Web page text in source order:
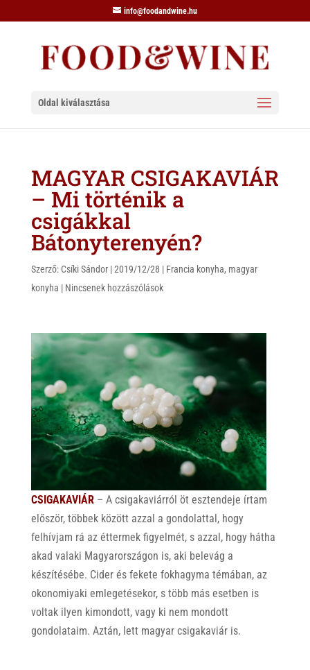
info@foodandwine.hu
Oldal kiválasztása
MAGYAR CSIGAKAVIÁR
– Mi történik a
csigákkal
Bátonyterenyén?
Szerző: Csíki Sándor|2019/12/28 | Francia konyha, magyar
konyha | Nincsenek hozzászólások
CSIGAKAVIÁR– A csigakaviárról öt esztendeje írtam
először, többek között azzal a gondolattal, hogy
felhívjam rá az éttermek figyelmét, s azzal, hogy hátha
akad valaki Magyarországon is, aki belevág a
készítésébe. Cider és fekete fokhagyma témában, az
okonomiyaki emlegetésekor, s több más esetben is
voltak ilyen kimondott, vagy ki nem mondott
gondolataim. Aztán, lett magyar csigakaviár is.